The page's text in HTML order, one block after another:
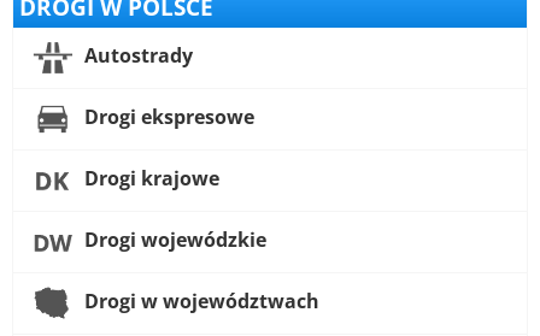
DROGI W POLSCE
Autostrady
Drogi ekspresowe
Drogi krajowe
Drogi wojewódzkie
Drogi w województwach